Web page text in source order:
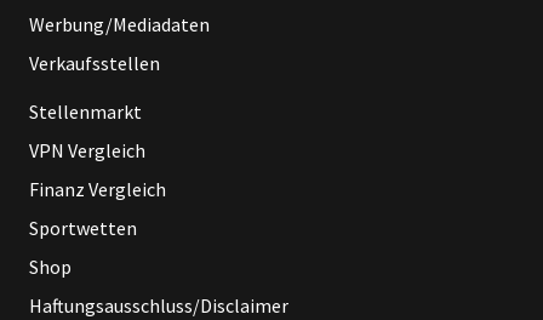
Werbung/Mediadaten
Verkaufsstellen
Stellenmarkt
VPN Vergleich
Finanz Vergleich
Sportwetten
Shop
Haftungsausschluss/Disclaimer